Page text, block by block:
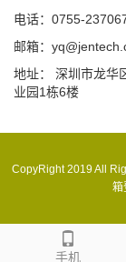
电话：0755-
邮箱：
地址： 深圳市龙华
业园1栋6楼
手机
CopyRight 2019 All
箱